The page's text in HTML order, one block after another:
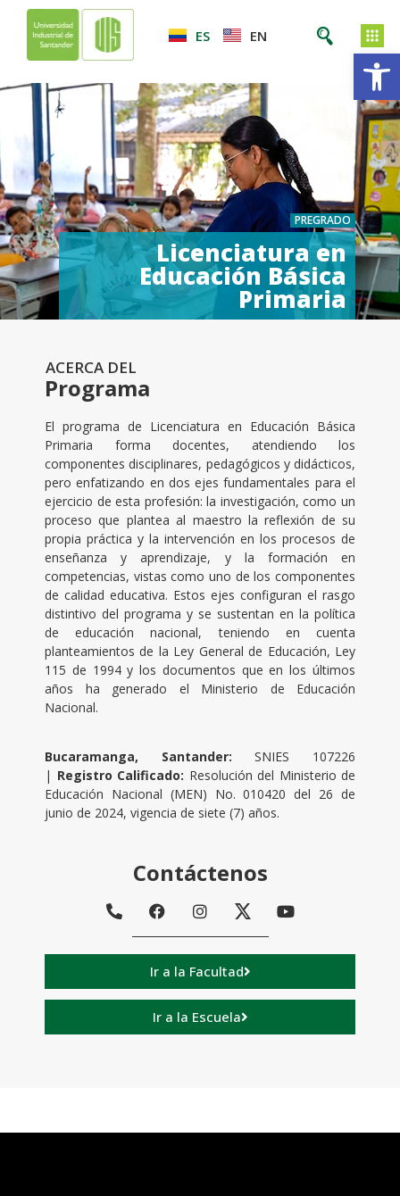
ES EN
PREGRADO
Licenciatura en
Educación Básica
Primaria
ACERCA DEL
Programa
El programa de Licenciatura en Educación Básica
Primaria forma docentes, atendiendo los
componentes disciplinares, pedagógicos y didácticos,
pero enfatizando en dos ejes fundamentales para el
ejercicio de esta profesión: la investigación, como un
proceso que plantea al maestro la reflexión de su
propia práctica y la intervención en los procesos de
enseñanza y aprendizaje, y la formación en
competencias, vistas como uno de los componentes
de calidad educativa. Estos ejes configuran el rasgo
distintivo del programa y se sustentan en la política
de educación nacional, teniendo en cuenta
planteamientos de la Ley General de Educación, Ley
115 de 1994 y los documentos que en los últimos
años ha generado el Ministerio de Educación
Nacional.
Bucaramanga, Santander:SNIES 107226
| Registro Calificado: Resolución del Ministerio de
Educación Nacional (MEN) No. 010420 del 26 de
junio de 2024, vigencia de siete (7) años.
Contáctenos
Ir a la Facultad
Ir a la Escuela